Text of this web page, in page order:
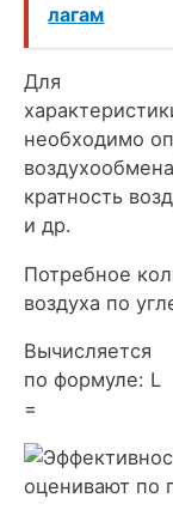
лагам
Для
необходимо
кратность
и др.
Потребное
воздуха по
Вычисляется
по формуле: L
=